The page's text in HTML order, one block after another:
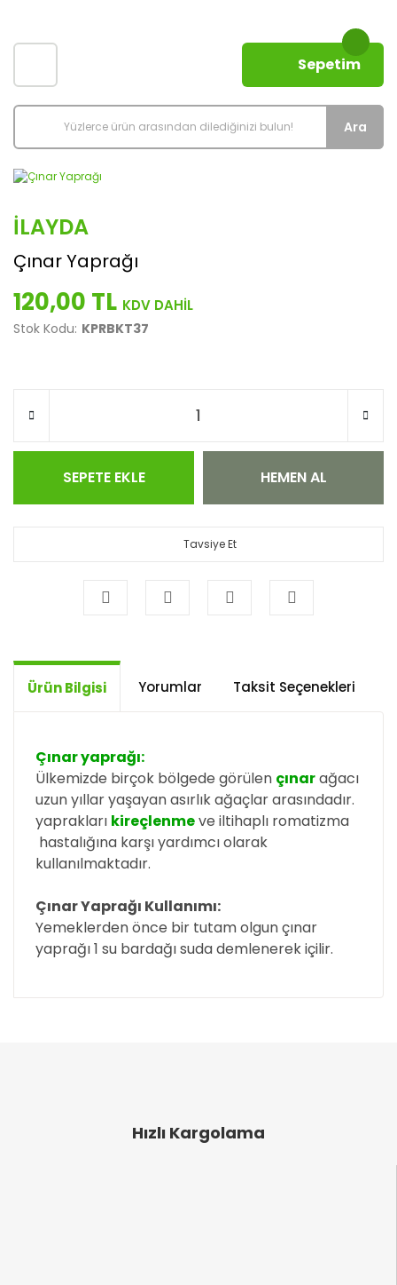
Ara
Sepetim
İLAYDA
Çınar Yaprağı
120,00 TL
Stok Kodu: KPRBKT37
SEPETE EKLE HEMEN AL
Tavsiye Et
Ürün Bilgisi Yorumlar Taksit Seçenekleri
Çınar yaprağı:
Ülkemizde birçok bölgede görülen çınarağacı
uzun yıllar yaşayan asırlık ağaçlar arasındadır.
yaprakları kireçlenmeve iltihaplı romatizma
hastalığına karşı yardımcı olarak
kullanılmaktadır.
Çınar Yaprağı Kullanımı:
Yemeklerden önce bir tutam olgun çınar
yaprağı 1 su bardağı suda demlenerek içilir.
Bu ürünün fiyat bilgisi, resim, ürün açıklamalarında
Ürün bilgilerinde hatalar bulunuyor.
Hızlı Kargolama